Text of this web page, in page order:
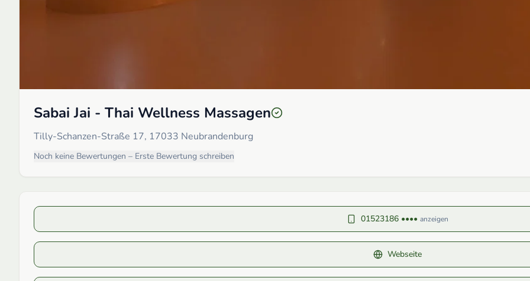
Sabai Jai - Thai Wellness Massagen
Tilly-Schanzen-Straße 17, 17033 Neubrandenburg
Noch keine Bewertungen – Erste Bewertung schreiben
01523186 •••• anzeigen
Webseite